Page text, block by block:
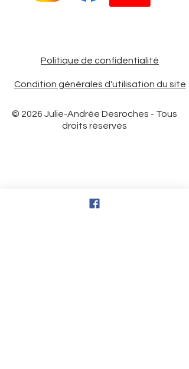
Politique de confidentialité
Condition générales d'utilisation du site
© 2026 Julie-Andrée Desroches - Tous
droits réservés